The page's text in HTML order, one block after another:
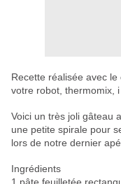
Recette réalisée avec
votre robot, thermomix,
Voici un très joli gâteau
une petite spirale pour
lors de notre dernier
Ingrédients